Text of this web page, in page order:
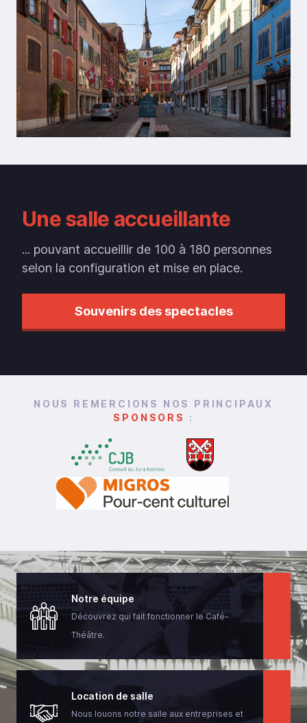
Une salle accueillante
... pouvant accueillir de 100 à 180 personnes
selon la configuration et mise en place.
Souvenirs des spectacles
NOUS REMERCIONS NOS PRINCIPAUX
SPONSORS
:
Notre équipe
Découvrez qui fait fonctionner le Café-
Théâtre.
Location de salle
Nous louons notre salle aux entreprises et